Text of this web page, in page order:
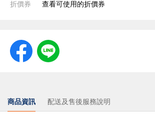
折價券 查看可使用的折價券
商品資訊 配送及售後服務說明